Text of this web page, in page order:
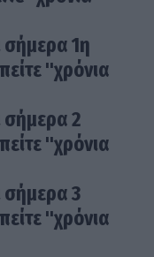
σήμερα 1η
"χρόνια
σήμερα 2
"χρόνια
σήμερα 3
"χρόνια